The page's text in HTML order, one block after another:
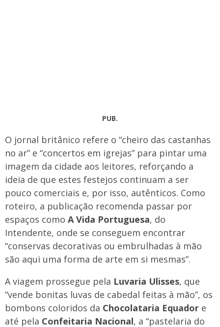
PUB.
O jornal britânico refere o “cheiro das castanhas
no ar” e “concertos em igrejas” para pintar uma
imagem da cidade aos leitores, reforçando a
ideia de que estes festejos continuam a ser
pouco comerciais e, por isso, autênticos. Como
roteiro, a publicação recomenda passar por
espaços como A Vida Portuguesa, do
Intendente, onde se conseguem encontrar
“conservas decorativas ou embrulhadas à mão
são aqui uma forma de arte em si mesmas”.
A viagem prossegue pela Luvaria Ulisses, que
“vende bonitas luvas de cabedal feitas à mão”, os
bombons coloridos da Chocolataria Equador e
até pela Confeitaria Nacional, a “pastelaria do